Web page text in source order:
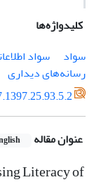
کلیدواژه‌ها
سواد
سواد
رسانه‌های دیداری
عنوان مقاله
Literacy of